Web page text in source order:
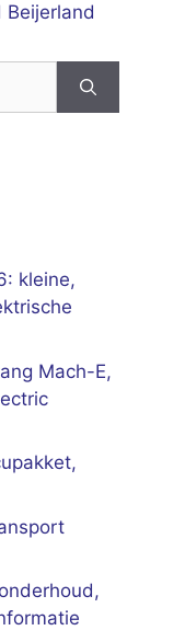
Beijerland
kleine,
Mach-E,